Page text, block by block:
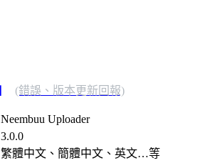
(錯誤、版本更新回報)
Neembuu Uploader
3.0.0
繁體中文、簡體中文、英文…等